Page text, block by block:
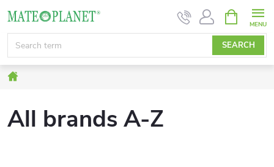
content
SEARCH
CART
All brands A-Z